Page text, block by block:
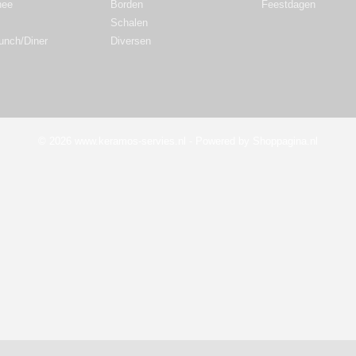
Diner
Borden
Schalen
Diversen
Feestdagen